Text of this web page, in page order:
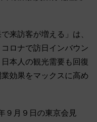
来訪客が増える」は、
ロナで訪日インバウン
本人の観光需要も回復
効果をマックスに高め
９月９日の東京会見